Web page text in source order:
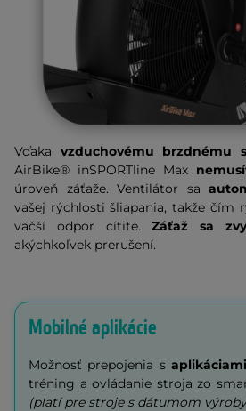
Vďaka vzduchovému brzdnému
AirBike® inSPORTline Max
úroveň záťaže. Ventilátor sa
vašej rýchlosti šliapania, takže čím
väčší odpor cítite.Záťaž sa
akýchkoľvek prerušení.
Mobilné aplikácie
Možnosť prepojenia s
tréning a ovládanie stroja zo
(platí pre stroje s dátumom výroby